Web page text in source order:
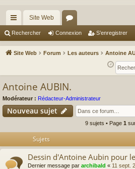
cc
ès
Site Web
or
u
Rechercher Connexion S’enregistrer
Site Web Forum Les auteurs Antoine
Antoine AUBIN.
Modérateur : Rédacteur-Administrateur
Nouveau sujet
9 sujets • Page 1
Sujets
Dessin d'Antoine Aubin pour
Dernier message par archibald « 11 sept.